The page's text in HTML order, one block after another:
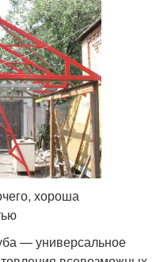
хороша
— универсальное